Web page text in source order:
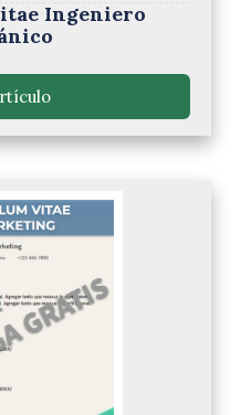
Ingeniero